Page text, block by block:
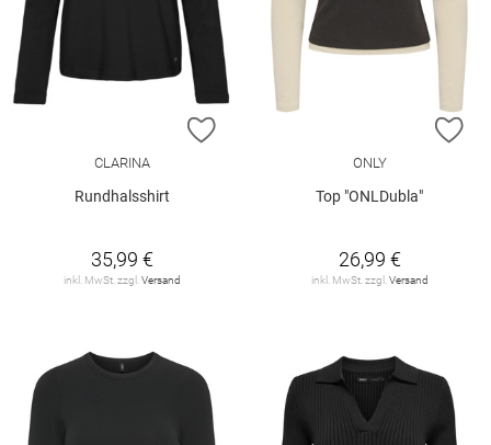
ZUR WUNSCHLISTE HINZUFÜGEN
CLARINA
Rundhalsshirt
35,99 €
inkl. MwSt. zzgl. Versand
ONLY
Top "ONLDubla"
26,99 €
inkl. MwSt. zzgl. Versand